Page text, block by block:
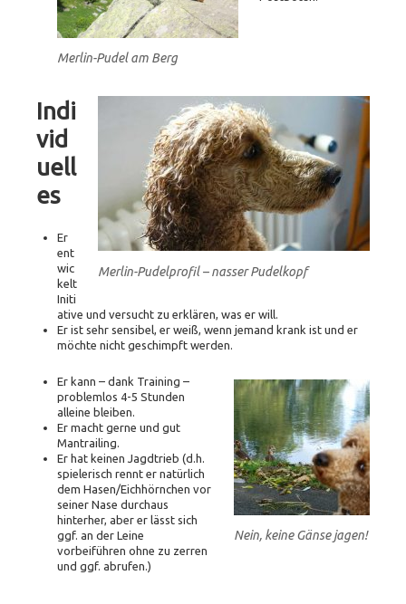
Merlin-Pudel am Berg
Merlin-Pudelprofil – nasser Pudelkopf
Indi
vid
uell
es
Er
ent
wic
kelt
Initi
ative und versucht zu erklären, was er will.
Er ist sehr sensibel, er weiß, wenn jemand krank ist und er
möchte nicht geschimpft werden.
Nein, keine Gänse jagen!
Er kann – dank Training –
problemlos 4-5 Stunden
alleine bleiben.
Er macht gerne und gut
Mantrailing.
Er hat keinen Jagdtrieb (d.h.
spielerisch rennt er natürlich
dem Hasen/Eichhörnchen vor
seiner Nase durchaus
hinterher, aber er lässt sich
ggf. an der Leine
vorbeiführen ohne zu zerren
und ggf. abrufen.)